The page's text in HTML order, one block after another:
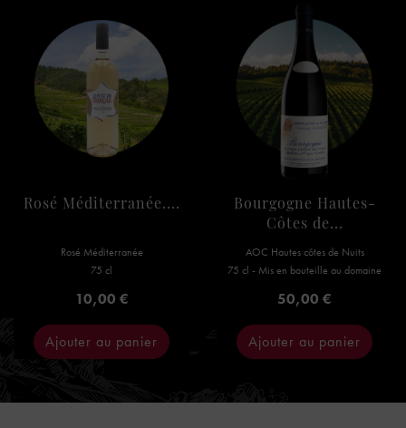
Rosé Méditerranée....
Rosé Méditerranée
75 cl
Prix
10,00 €
Ajouter au panier
Bourgogne Hautes-
Côtes de...
AOC Hautes côtes de Nuits
75 cl - Mis en bouteille au domaine
Prix
50,00 €
Ajouter au panier